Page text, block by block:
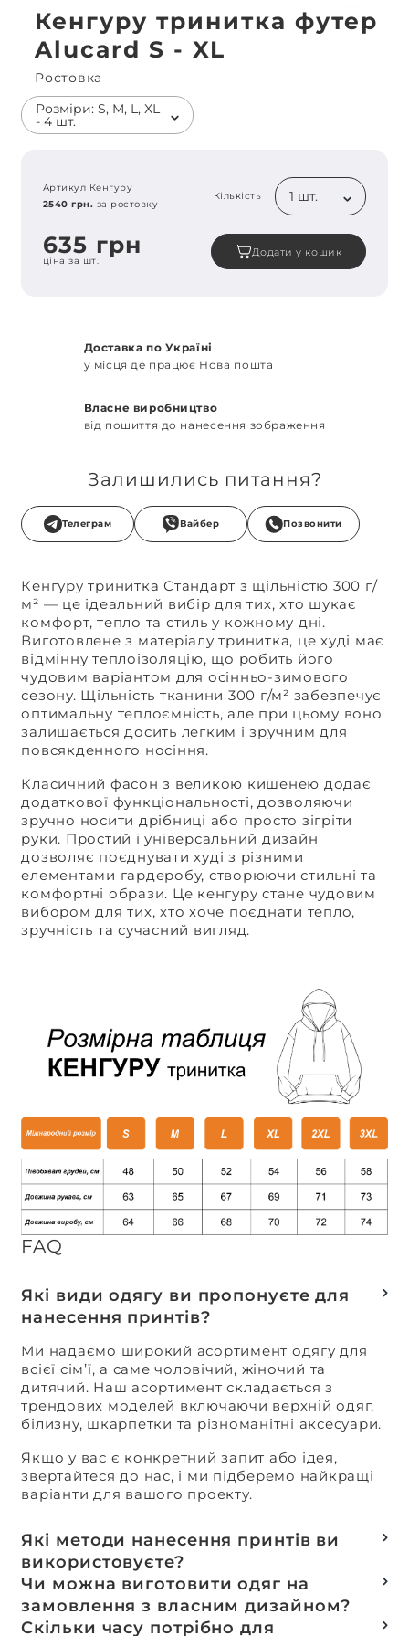
Кенгуру тринитка футер
Alucard S - XL
Ростовка
Розміри: S, M, L, XL
- 4 шт.
Артикул Кенгуру
2540 грн. за ростовку
Кількість 1 шт.
635 грн
ціна за шт.
Додати у кошик
Доставка по Україні
у місця де працює Нова пошта
Власне виробництво
від пошиття до нанесення зображення
Залишились питання?
Телеграм Вайбер Позвонити
Кенгуру тринитка Стандарт з щільністю 300 г/
м² — це ідеальний вибір для тих, хто шукає
комфорт, тепло та стиль у кожному дні.
Виготовлене з матеріалу тринитка, це худі має
відмінну теплоізоляцію, що робить його
чудовим варіантом для осінньо-зимового
сезону. Щільність тканини 300 г/м² забезпечує
оптимальну теплоємність, але при цьому воно
залишається досить легким і зручним для
повсякденного носіння.
Класичний фасон з великою кишенею додає
додаткової функціональності, дозволяючи
зручно носити дрібниці або просто зігріти
руки. Простий і універсальний дизайн
дозволяє поєднувати худі з різними
елементами гардеробу, створюючи стильні та
комфортні образи. Це кенгуру стане чудовим
вибором для тих, хто хоче поєднати тепло,
зручність та сучасний вигляд.
FAQ
Які види одягу ви пропонуєте для
нанесення принтів?
Ми надаємо широкий асортимент одягу для
всієї сім’ї, а саме чоловічий, жіночий та
дитячий. Наш асортимент складається з
трендових моделей включаючи верхній одяг,
білизну, шкарпетки та різноманітні аксесуари.
Якщо у вас є конкретний запит або ідея,
звертайтеся до нас, і ми підберемо найкращі
варіанти для вашого проекту.
Які методи нанесення принтів ви
використовуєте?
Термотранферний
Шовкотрафаретний
DTF – друк
Чи можна виготовити одяг на
замовлення з власним дизайном?
Так, ми спеціалізуємося на розробці колекцій
Скільки часу потрібно для